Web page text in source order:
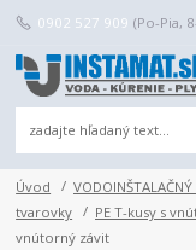
0902 527 909 (Po-Pia,
Úvod VODOINŠTALAČNÝ
tvarovky
PE T-kusy s
vnútorný závit